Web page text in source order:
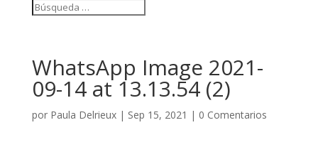
WhatsApp Image 2021-
09-14 at 13.13.54 (2)
por Paula Delrieux| Sep 15, 2021 | 0 Comentarios